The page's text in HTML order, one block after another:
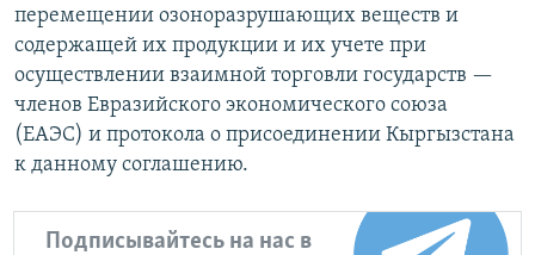
перемещении озоноразрушающих веществ и
содержащей их продукции и их учете при
осуществлении взаимной торговли государств —
членов Евразийского экономического союза
(ЕАЭС) и протокола о присоединении Кыргызстана
к данному соглашению.
Подписывайтесь на нас в